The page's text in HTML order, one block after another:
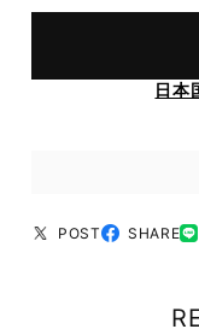
日本
POST SHARE